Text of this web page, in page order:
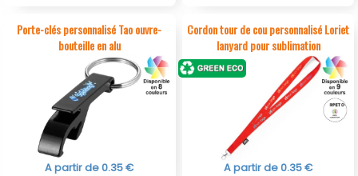
Porte-clés personnalisé Tao ouvre-
bouteille en alu
A partir de 0.35 €
Cordon tour de cou personnalisé Loriet
lanyard pour sublimation
A partir de 0.35 €